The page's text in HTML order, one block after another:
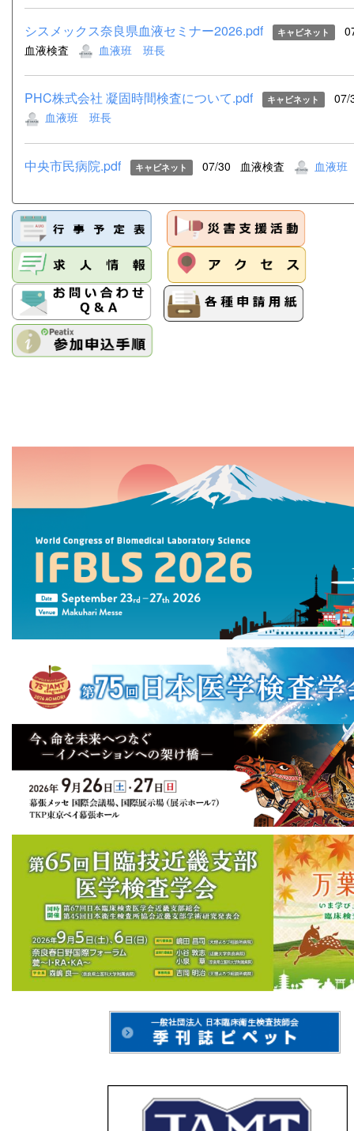
シスメックス奈良県血液セミナー2026.pdf キャビネット
血液検査
血液班 班長
PHC株式会社 凝固時間検査について.pdf キャビネット
07/
血液班 班長
中央市民病院.pdf キャビネット 07/30 血液検査 血液